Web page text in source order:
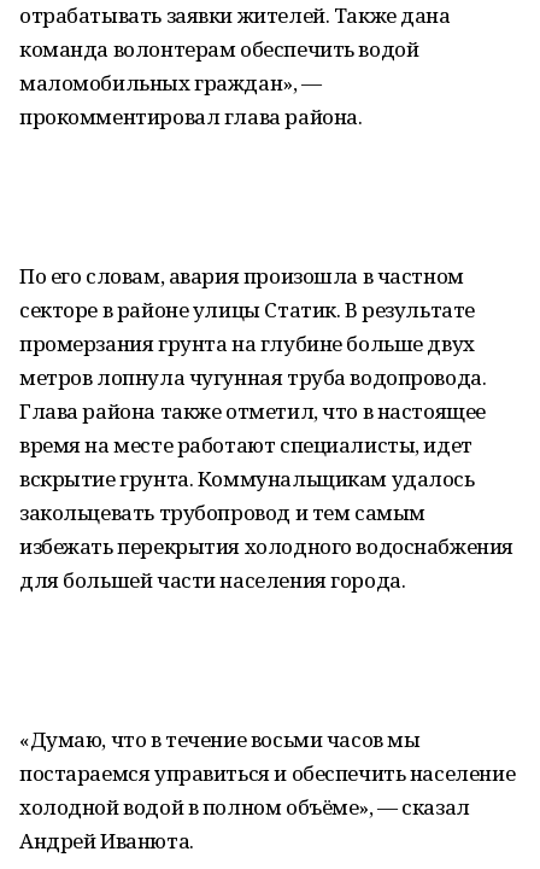
отрабатывать заявки жителей. Также дана
команда волонтерам обеспечить водой
маломобильных граждан», —
прокомментировал глава района.
По его словам, авария произошла в частном
секторе в районе улицы Статик. В результате
промерзания грунта на глубине больше двух
метров лопнула чугунная труба водопровода.
Глава района также отметил, что в настоящее
время на месте работают специалисты, идет
вскрытие грунта. Коммунальщикам удалось
закольцевать трубопровод и тем самым
избежать перекрытия холодного водоснабжения
для большей части населения города.
«Думаю, что в течение восьми часов мы
постараемся управиться и обеспечить население
холодной водой в полном объёме», — сказал
Андрей Иванюта.